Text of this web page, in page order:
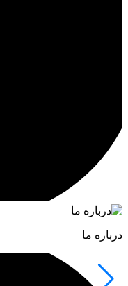
درباره ما